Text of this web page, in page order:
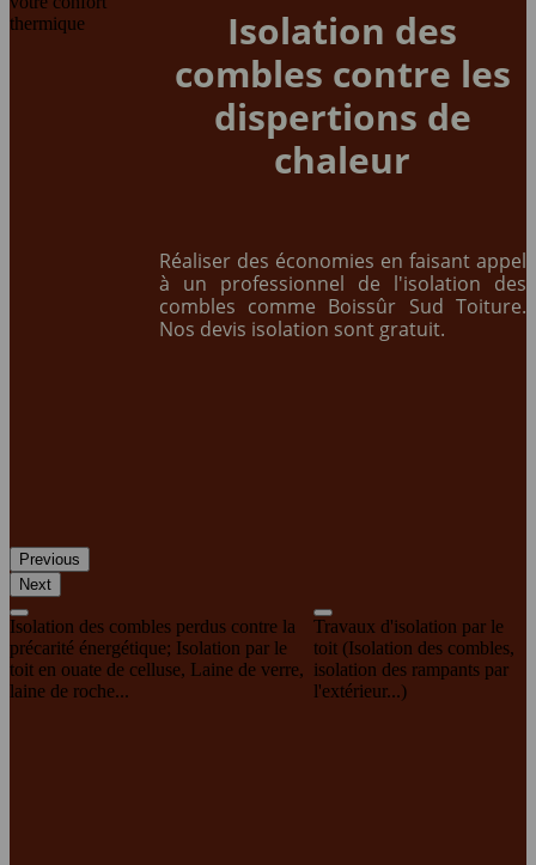
thermique
Previous
Next
Isolation des
combles contre les
dispertions de
chaleur
Réaliser des économies en faisant appel
à un professionnel de l'isolation des
combles comme Boissûr Sud Toiture.
Nos devis isolation sont gratuit.
Isolation des combles perdus contre la
précarité énergétique; Isolation par le
toit en ouate de celluse, Laine de verre,
laine de roche...
Travaux d'isolation par le
toit (Isolation des combles,
isolation des rampants par
l'extérieur...)